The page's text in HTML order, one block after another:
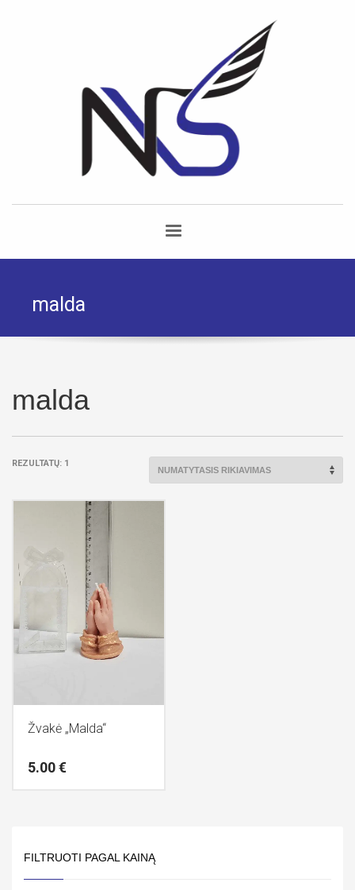
malda
malda
REZULTATŲ: 1
Žvakė „Malda“
5.00€
FILTRUOTI PAGAL KAINĄ